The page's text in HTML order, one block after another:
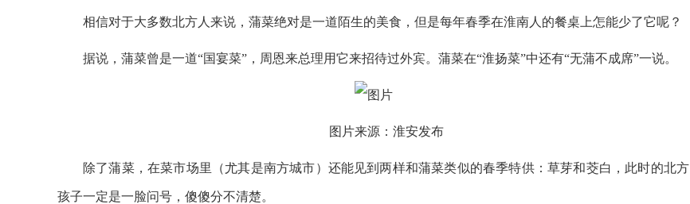
相信对于大多数北方人来说，蒲菜绝对是一道陌生的美食，但是每年春季在淮南人的餐桌上怎能少了它呢？
据说，蒲菜曾是一道“国宴菜”，周恩来总理用它来招待过外宾。蒲菜在“淮扬菜”中还有“无蒲不成席”一说。
图片来源：淮安发布
除了蒲菜，在菜市场里（尤其是南方城市）还能见到两样和蒲菜类似的春季特供：草芽和茭白，此时的北方
孩子一定是一脸问号，傻傻分不清楚。